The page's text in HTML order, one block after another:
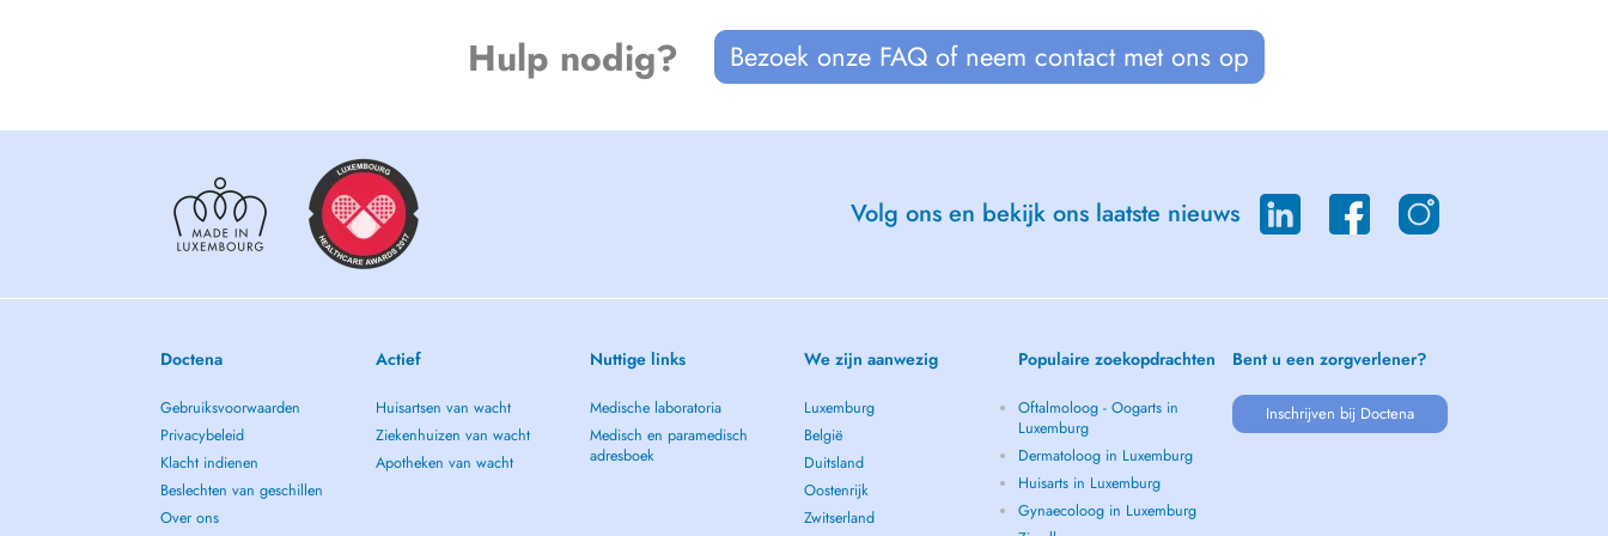
My goal is to offer personalised care, adapted to each individual's pace and needs, in order
Hulp nodig? Bezoek onze FAQ of neem contact met ons op
Volg ons en bekijk ons laatste nieuws
Doctena
Gebruiksvoorwaarden
Privacybeleid
Klacht indienen
Beslechten van geschillen
Over ons
Actief
Huisartsen van wacht
Ziekenhuizen van wacht
Apotheken van wacht
Nuttige links
Medische laboratoria
Medisch en paramedisch
adresboek
We zijn aanwezig
Luxemburg
België
Duitsland
Oostenrijk
Zwitserland
Populaire zoekopdrachten
Oftalmoloog - Oogarts in
Luxemburg
Dermatoloog in Luxemburg
Huisarts in Luxemburg
Gynaecoloog in Luxemburg
Bent u een zorgverlener?
Inschrijven bij Doctena